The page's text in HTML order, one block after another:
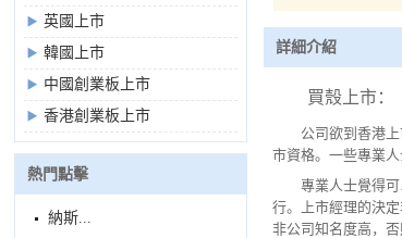
英國上市
韓國上市
中國創業板上市
香港創業板上市
熱門點擊
納斯...
詳細介紹
買殼上市：
公司欲到香港
市資格。一些專業
專業人士覺得
行。上市經理的決
非公司知名度高，